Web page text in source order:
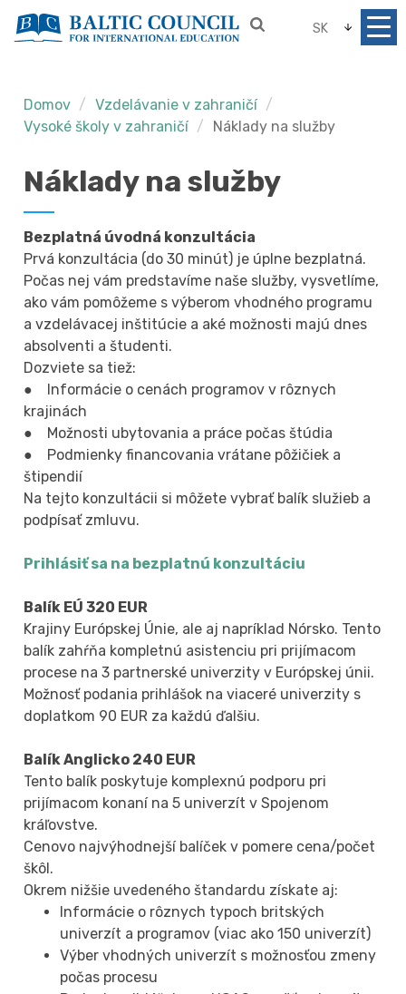
SK
Domov
Vzdelávanie v zahraničí
Vysoké školy v zahraničí
Náklady na služby
Náklady na služby
Bezplatná úvodná konzultácia
Prvá konzultácia (do 30 minút) je úplne bezplatná.
Počas nej vám predstavíme naše služby, vysvetlíme,
ako vám pomôžeme s výberom vhodného programu
a vzdelávacej inštitúcie a aké možnosti majú dnes
absolventi a študenti.
Dozviete sa tiež:
● Informácie o cenách programov v rôznych
krajinách
● Možnosti ubytovania a práce počas štúdia
● Podmienky financovania vrátane pôžičiek a
štipendií
Na tejto konzultácii si môžete vybrať balík služieb a
podpísať zmluvu.
Prihlásiť sa na bezplatnú konzultáciu
Balík EÚ 320 EUR
Krajiny Európskej Únie, ale aj napríklad Nórsko. Tento
balík zahŕňa kompletnú asistenciu pri prijímacom
procese na 3 partnerské univerzity v Európskej únii.
Možnosť podania prihlášok na viaceré univerzity s
doplatkom 90 EUR za každú ďalšiu.
Balík Anglicko 240 EUR
Tento balík poskytuje komplexnú podporu pri
prijímacom konaní na 5 univerzít v Spojenom
kráľovstve.
Cenovo najvýhodnejší balíček v pomere cena/počet
škôl.
Okrem nižšie uvedeného štandardu získate aj:
Informácie o rôznych typoch britských
univerzít a programov (viac ako 150 univerzít)
Výber vhodných univerzít s možnosťou zmeny
počas procesu